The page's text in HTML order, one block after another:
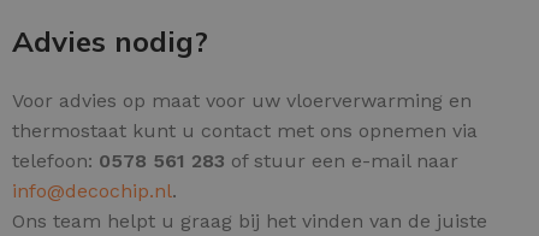
Advies nodig?
Voor advies op maat voor uw vloerverwarming en
thermostaat kunt u contact met ons opnemen via
telefoon: 0578 561 283 of stuur een e-mail naar
info@decochip.nl.
Ons team helpt u graag bij het vinden van de juiste